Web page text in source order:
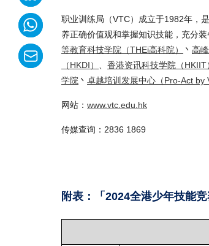
职业训练局（VTC）成立于1982年，
养正确价值观和掌握知识技能，充分
等教育科技学院（THEi高科院）
丶 高
（HKDI）
香港资讯科技学院（HKIIT
学院 丶 卓越培训发展中心（Pro-Act by
网站： www.vtc.edu.hk
传媒查询：2836 1869
附表：「2024全港少年技能